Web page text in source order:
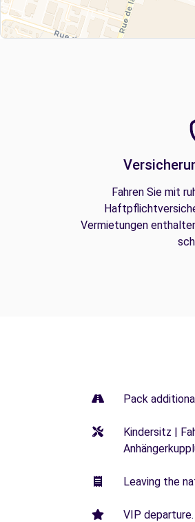
Fahren Sie mit
Vermietungen
Pack
Kindersitz |
Leaving the
VIP